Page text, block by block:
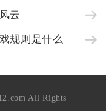
云
规则是什么
All Rights